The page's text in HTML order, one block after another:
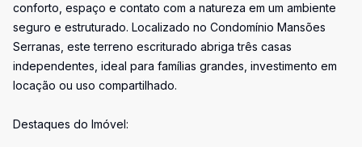
conforto, espaço e contato com a natureza em um ambiente
seguro e estruturado. Localizado no Condomínio Mansões
Serranas, este terreno escriturado abriga três casas
independentes, ideal para famílias grandes, investimento em
locação ou uso compartilhado.
Destaques do Imóvel: